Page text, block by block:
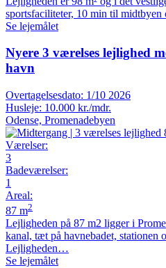
sportsfaciliteter, 10 min til
Se lejemålet
Nyere 3 værelses lejlighed
havn
Overtagelsesdato: 1/10 2026
Husleje: 10.000 kr./mdr.
Odense, Promenadebyen
Værelser:
3
Badeværelser:
1
Areal:
87 m2
Lejligheden på 87 m2 ligger i
kanal, tæt på havnebadet, stationen
Lejligheden…
Se lejemålet